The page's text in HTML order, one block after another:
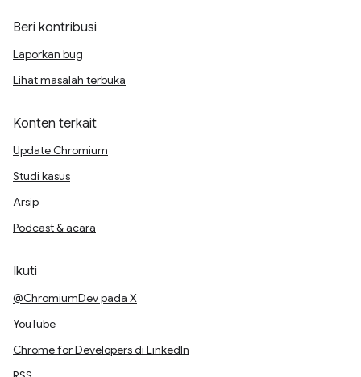
Beri kontribusi
Laporkan bug
Lihat masalah terbuka
Konten terkait
Update Chromium
Studi kasus
Arsip
Podcast & acara
Ikuti
@ChromiumDev pada X
YouTube
Chrome for Developers di LinkedIn